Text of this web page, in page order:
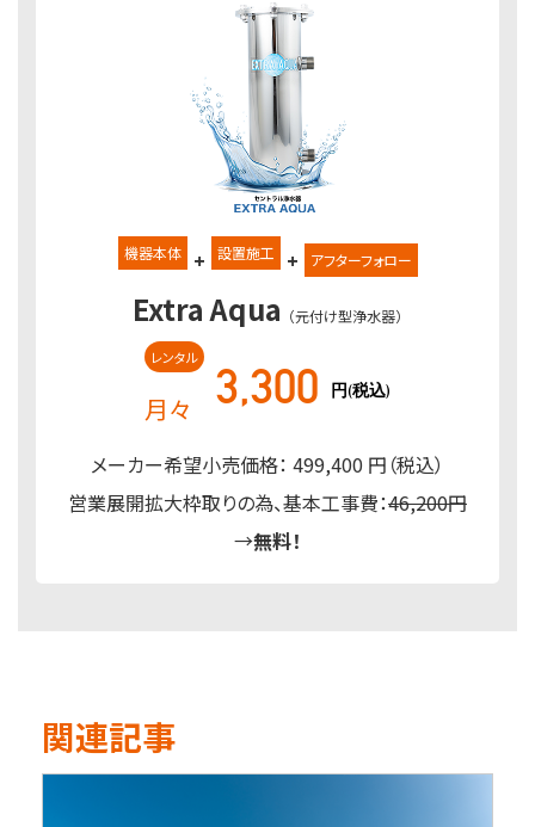
機器本体 + 設置施工 + アフターフォロー
Extra Aqua （元付け型浄水器）
レンタル
月々 3,300 円(税込)
メーカー希望小売価格： 499,400 円（税込）
営業展開拡大枠取りの為、基本工事費：46,200円
→無料！
関連記事